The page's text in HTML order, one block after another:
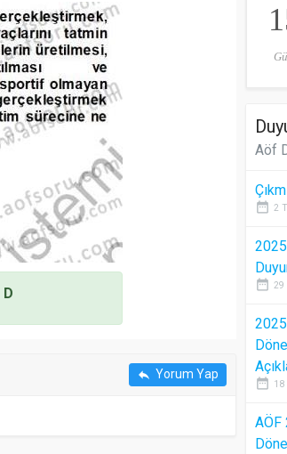
D
reply Yorum Yap
Aöf
date_range 2
date_range 29
date_range 18
AÖF